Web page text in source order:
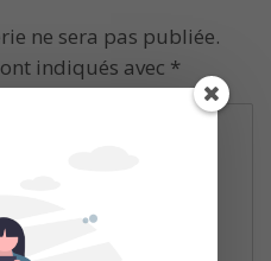
ne sera pas publiée.
indiqués avec *